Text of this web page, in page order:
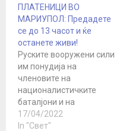
ПЛАТЕНИЦИ ВО
МАРИУПОЛ: Предадете
се до 13 часот и ќе
останете живи!
Руските вооружени сили
им понудија на
членовите на
националистичките
баталјони и на
странските платеници
блокирани во Мариупол
17/04/2022
In "Свет"